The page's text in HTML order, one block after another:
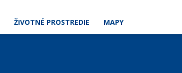
ŽIVOTNÉ PROSTREDIE MAPY